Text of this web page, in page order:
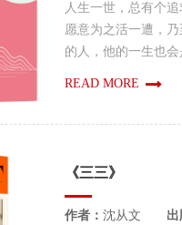
人生一世，总有个
愿意为之活一遭，
的人，他的一生也会
READ MORE
《三三》
作者：沈从文